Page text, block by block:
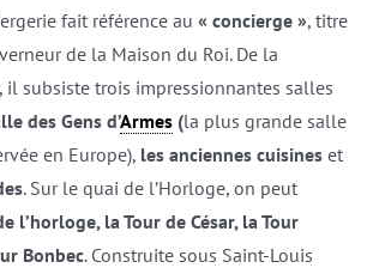
fait référence au « concierge », titre
de la Maison du Roi. De la
il subsiste trois impressionnantes salles
des Gens d’Armes(la plus grande salle
en Europe), les anciennes cuisineset
. Sur le quai de l’Horloge, on peut
l’horloge, la Tour de César, la Tour
Bonbec. Construite sous Saint-Louis